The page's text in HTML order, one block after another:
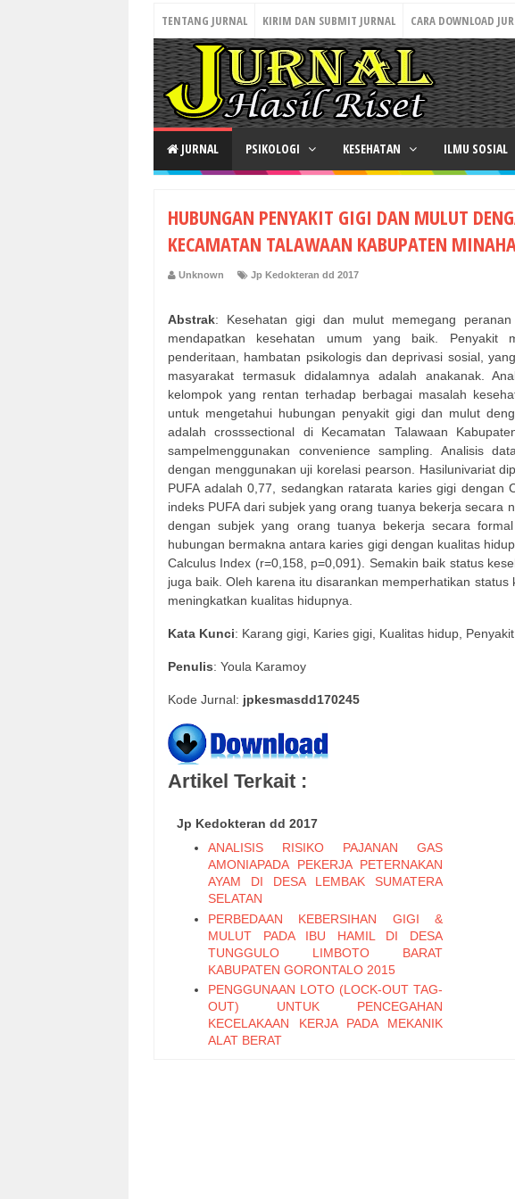
TENTANG JURNAL KIRIM DAN SUBMIT JURNAL CARA DOWNLOAD
JURNAL PSIKOLOGI KESEHATAN ILMU SOSIAL
HUBUNGAN PENYAKIT GIGI DAN MULUT
KECAMATAN TALAWAAN KABUPATEN
Unknown Jp Kedokteran dd 2017
Abstrak: Kesehatan gigi dan mulut memegang
mendapatkan kesehatan umum yang baik. Penyakit
penderitaan, hambatan psikologis dan deprivasi sosial,
masyarakat termasuk didalamnya adalah anak­anak.
kelompok yang rentan terhadap berbagai masalah
untuk mengetahui hubungan penyakit gigi dan mulut
adalah cross­sectional di Kecamatan Talawaan
sampelmenggunakan convenience sampling. Analisis
dengan menggunakan uji korelasi pearson. Hasilunivariat
PUFA adalah 0,77, sedangkan rata­rata karies gigi dengan
indeks PUFA dari subjek yang orang tuanya bekerja secara
dengan subjek yang orang tuanya bekerja secara
hubungan bermakna antara karies gigi dengan kualitas
Calculus Index (r=­0,158, p=0,091). Semakin baik status
juga baik. Oleh karena itu disarankan memperhatikan
meningkatkan kualitas hidupnya.
Kata Kunci: Karang gigi, Karies gigi, Kualitas hidup,
Penulis: Youla Karamoy
Kode Jurnal: jpkesmasdd170245
Artikel Terkait :
Jp Kedokteran dd 2017
ANALISIS RISIKO PAJANAN GAS
AMONIAPADA PEKERJA PETERNAKAN
AYAM DI DESA LEMBAK SUMATERA
SELATAN
PERBEDAAN KEBERSIHAN GIGI &
MULUT PADA IBU HAMIL DI DESA
TUNGGULO LIMBOTO BARAT
KABUPATEN GORONTALO 2015
PENGGUNAAN LOTO (LOCK-OUT TAG-
OUT) UNTUK PENCEGAHAN
KECELAKAAN KERJA PADA MEKANIK
ALAT BERAT